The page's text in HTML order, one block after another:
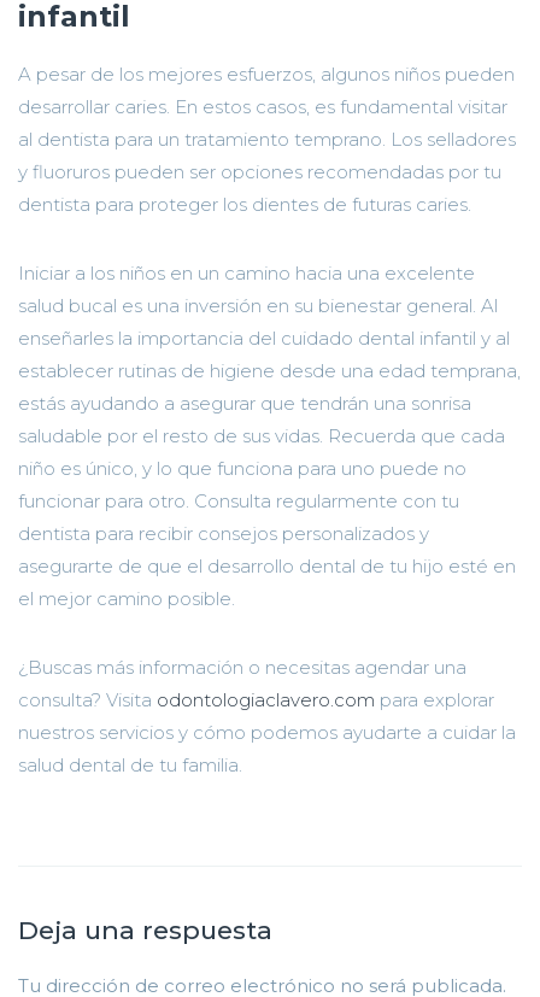
infantil
A pesar de los mejores esfuerzos, algunos niños pueden
desarrollar caries. En estos casos, es fundamental visitar
al dentista para un tratamiento temprano. Los selladores
y fluoruros pueden ser opciones recomendadas por tu
dentista para proteger los dientes de futuras caries.
Iniciar a los niños en un camino hacia una excelente
salud bucal es una inversión en su bienestar general. Al
enseñarles la importancia del cuidado dental infantil y al
establecer rutinas de higiene desde una edad temprana,
estás ayudando a asegurar que tendrán una sonrisa
saludable por el resto de sus vidas. Recuerda que cada
niño es único, y lo que funciona para uno puede no
funcionar para otro. Consulta regularmente con tu
dentista para recibir consejos personalizados y
asegurarte de que el desarrollo dental de tu hijo esté en
el mejor camino posible.
¿Buscas más información o necesitas agendar una
consulta? Visita odontologiaclavero.com para explorar
nuestros servicios y cómo podemos ayudarte a cuidar la
salud dental de tu familia.
Deja una respuesta
Tu dirección de correo electrónico no será publicada.